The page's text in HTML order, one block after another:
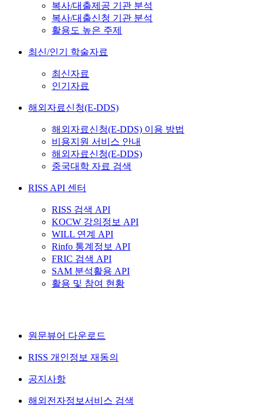
복사/대출제공 기관 분석
복사/대출신청 기관 분석
활용도 높은 주제
최신/인기 학술자료
최신자료
인기자료
해외자료신청(E-DDS)
해외자료신청(E-DDS) 이용 방법
비용지원 서비스 안내
해외자료신청(E-DDS)
중국대학 자료 검색
RISS API 센터
RISS 검색 API
KOCW 강의정보 API
WILL 연계 API
Rinfo 통계정보 API
FRIC 검색 API
SAM 분석활용 API
활용 및 참여 현황
원문뷰어 다운로드
RISS 개인정보 재동의
공지사항
해외전자정보서비스 검색